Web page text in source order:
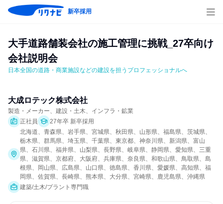
新卒採用
大手道路舗装会社の施工管理に挑戦_27卒向け
会社説明会
日本全国の道路・商業施設などの建設を担うプロフェッショナルへ
大成ロテック株式会社
製造・メーカー、建設・土木、インフラ・鉱業
正社員
27年卒 新卒採用
北海道、青森県、岩手県、宮城県、秋田県、山形県、福島県、茨城県、
栃木県、群馬県、埼玉県、千葉県、東京都、神奈川県、新潟県、富山
県、石川県、福井県、山梨県、長野県、岐阜県、静岡県、愛知県、三重
県、滋賀県、京都府、大阪府、兵庫県、奈良県、和歌山県、鳥取県、島
根県、岡山県、広島県、山口県、徳島県、香川県、愛媛県、高知県、福
岡県、佐賀県、長崎県、熊本県、大分県、宮崎県、鹿児島県、沖縄県
建築/土木/プラント専門職